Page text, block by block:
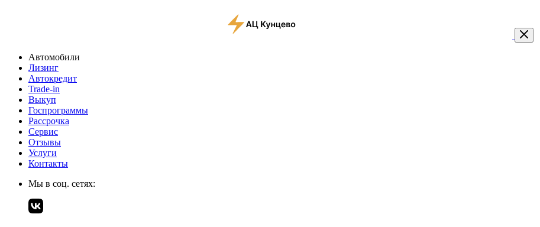
Автомобили
Лизинг
Автокредит
Trade-in
Выкуп
Госпрограммы
Рассрочка
Сервис
Отзывы
Услуги
Контакты
Мы в соц. сетях: